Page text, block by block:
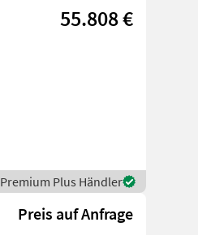
55.808 €
Premium Plus Händler
Preis auf Anfrage